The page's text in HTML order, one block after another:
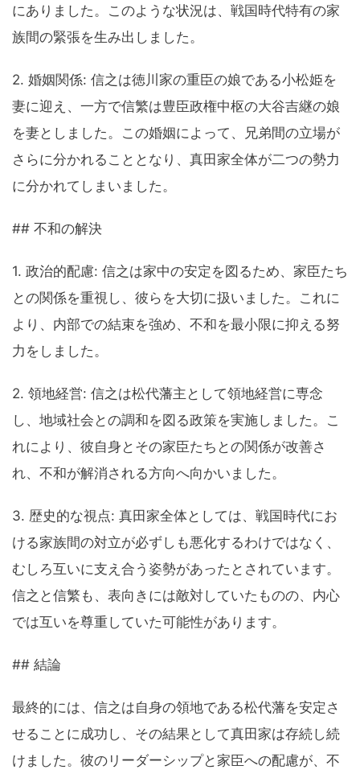
にありました。このような状況は、戦国時代特有の家
族間の緊張を生み出しました。
2. 婚姻関係: 信之は徳川家の重臣の娘である小松姫を
妻に迎え、一方で信繁は豊臣政権中枢の大谷吉継の娘
を妻としました。この婚姻によって、兄弟間の立場が
さらに分かれることとなり、真田家全体が二つの勢力
に分かれてしまいました。
## 不和の解決
1. 政治的配慮: 信之は家中の安定を図るため、家臣たち
との関係を重視し、彼らを大切に扱いました。これに
より、内部での結束を強め、不和を最小限に抑える努
力をしました。
2. 領地経営: 信之は松代藩主として領地経営に専念
し、地域社会との調和を図る政策を実施しました。こ
れにより、彼自身とその家臣たちとの関係が改善さ
れ、不和が解消される方向へ向かいました。
3. 歴史的な視点: 真田家全体としては、戦国時代にお
ける家族間の対立が必ずしも悪化するわけではなく、
むしろ互いに支え合う姿勢があったとされています。
信之と信繁も、表向きには敵対していたものの、内心
では互いを尊重していた可能性があります。
## 結論
最終的には、信之は自身の領地である松代藩を安定さ
せることに成功し、その結果として真田家は存続し続
けました。彼のリーダーシップと家臣への配慮が、不